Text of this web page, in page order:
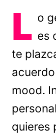
L o
es
te
mood.
quieres